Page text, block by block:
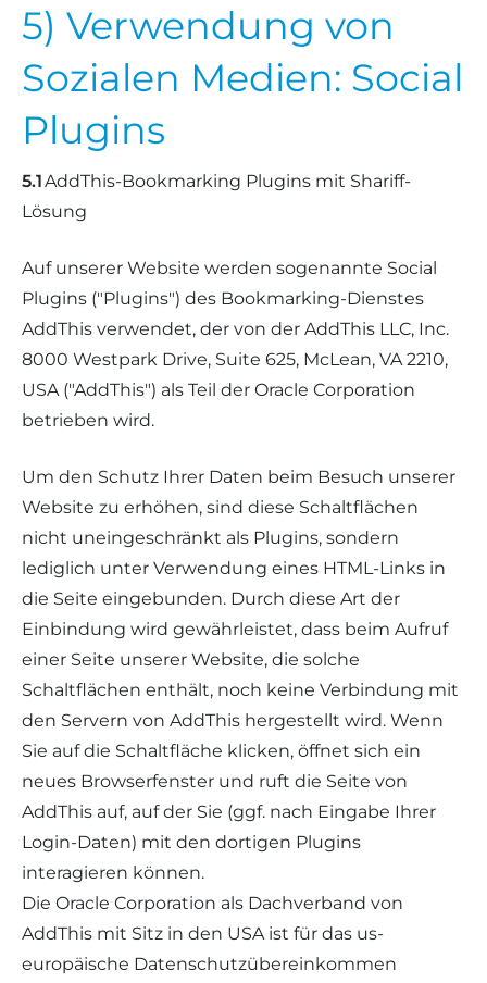
5) Verwendung von
Sozialen Medien: Social
Plugins
5.1AddThis-Bookmarking Plugins mit Shariff-
Lösung
Auf unserer Website werden sogenannte Social
Plugins ("Plugins") des Bookmarking-Dienstes
AddThis verwendet, der von der AddThis LLC, Inc.
8000 Westpark Drive, Suite 625, McLean, VA 2210,
USA ("AddThis") als Teil der Oracle Corporation
betrieben wird.
Um den Schutz Ihrer Daten beim Besuch unserer
Website zu erhöhen, sind diese Schaltflächen
nicht uneingeschränkt als Plugins, sondern
lediglich unter Verwendung eines HTML-Links in
die Seite eingebunden. Durch diese Art der
Einbindung wird gewährleistet, dass beim Aufruf
einer Seite unserer Website, die solche
Schaltflächen enthält, noch keine Verbindung mit
den Servern von AddThis hergestellt wird. Wenn
Sie auf die Schaltfläche klicken, öffnet sich ein
neues Browserfenster und ruft die Seite von
AddThis auf, auf der Sie (ggf. nach Eingabe Ihrer
Login-Daten) mit den dortigen Plugins
interagieren können.
Die Oracle Corporation als Dachverband von
AddThis mit Sitz in den USA ist für das us-
europäische Datenschutzübereinkommen